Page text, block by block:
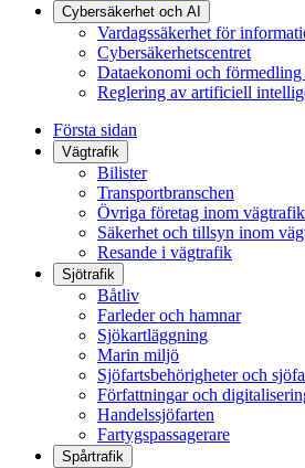
Cybersäkerhet och AI
Vardagssäkerhet för
Cybersäkerhetscentret
Dataekonomi och förmedling
Reglering av artificiell
Första sidan
Vägtrafik
Bilister
Transportbranschen
Övriga företag inom
Säkerhet och tillsyn inom
Resande i vägtrafik
Sjötrafik
Båtliv
Farleder och hamnar
Sjökartläggning
Marin miljö
Sjöfartsbehörigheter och
Författningar och
Handelssjöfarten
Fartygspassagerare
Spårtrafik